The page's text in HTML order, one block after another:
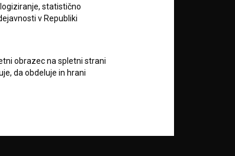
TRR: SI56 6100 0001 5706
684,
ali s kreditno kartico:
statistično
v Republiki
obrazec na spletni strani
da obdeluje in hrani
sporočil nekomercialne
spletnega mesta, pri